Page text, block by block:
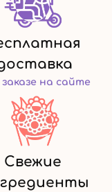
на сайте
Свежие